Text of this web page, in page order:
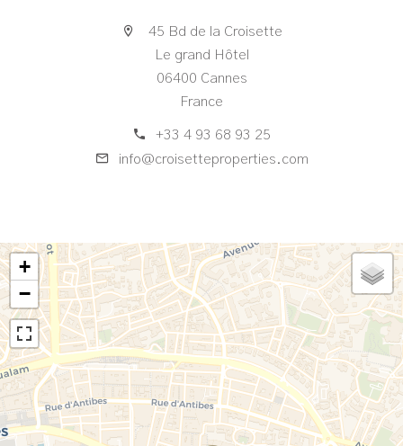
45 Bd de la Croisette
Le grand Hôtel
06400 Cannes
France
+33 4 93 68 93 25
info@croisetteproperties.com
+
−